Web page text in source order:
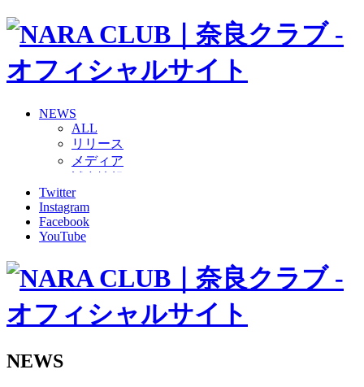
NEWS
ALL
リリース
メディア
グッズ
ファンコミュニティ
普及・育成
ホームタウン
その他
2026/27トップチーム
2026/27トップチームスタッフ
Twitter
Instagram
Facebook
YouTube
NEWS